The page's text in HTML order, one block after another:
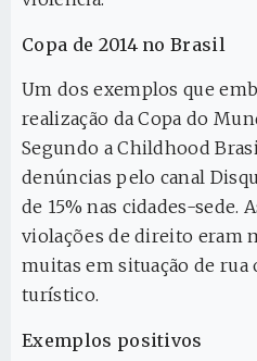
Copa de 2014 no Brasil
Um dos exemplos que
realização da Copa do
Segundo a Childhood
denúncias pelo canal
de 15% nas cidades-sede.
violações de direito eram
muitas em situação de
turístico.
Exemplos positivos